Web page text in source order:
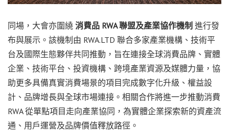
同場，大會亦圍繞 消費品 RWA聯盟及產業協作機制 進行發
布與展示。該機制由 RWA.LTD 聯合多家產業機構、技術平
台及國際生態夥伴共同推動，旨在連接全球消費品牌、實體
企業、技術平台、投資機構、跨境產業資源及媒體力量，協
助更多具備真實消費場景的項目完成數字化升級、權益設
計、品牌增長與全球市場連接。相關合作將進一步推動消費
RWA 從單點項目走向產業協同，為實體企業探索新的資產流
通、用戶運營及品牌價值釋放路徑。